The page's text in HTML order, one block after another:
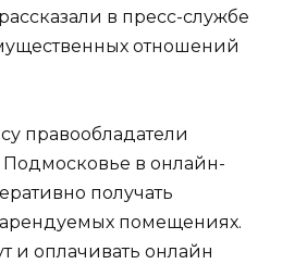
в пресс-службе
отношений
правообладатели
в онлайн-
получать
помещениях.
и оплачивать онлайн